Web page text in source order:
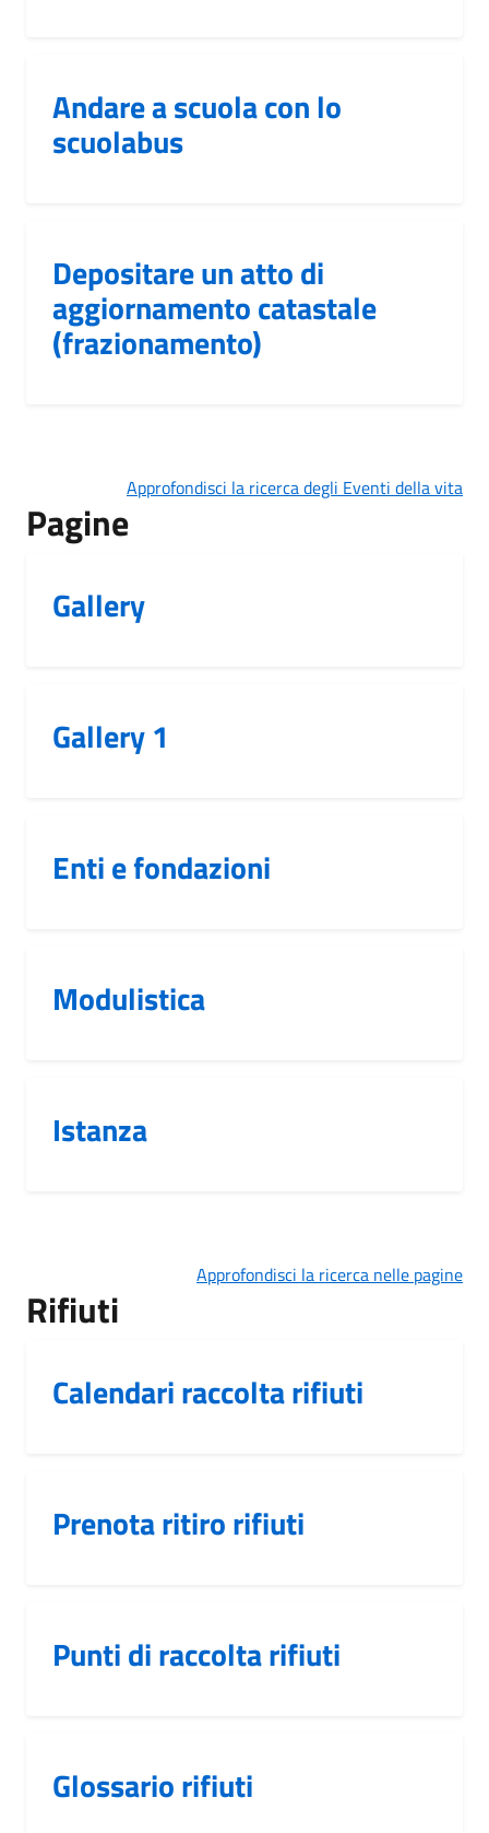
Andare a scuola con lo
scuolabus
Depositare un atto di
aggiornamento catastale
(frazionamento)
Approfondisci la ricerca degli Eventi della vita
Pagine
Gallery
Gallery 1
Enti e fondazioni
Modulistica
Istanza
Approfondisci la ricerca nelle pagine
Rifiuti
Calendari raccolta rifiuti
Prenota ritiro rifiuti
Punti di raccolta rifiuti
Glossario rifiuti